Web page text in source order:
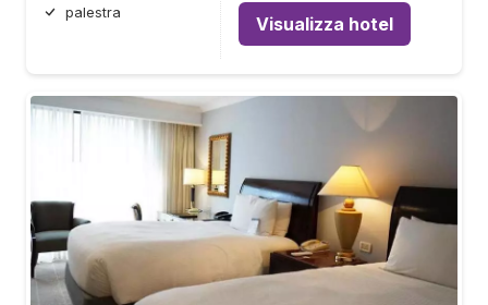
palestra
Visualizza hotel